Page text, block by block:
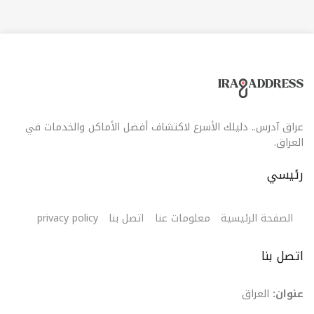
عراق آدرس.. دليلك الأسرع لاكتشاف أفضل الأماكن والخدمات في
العراق.
رئيسي
الصفحة الرئيسية معلومات عنا اتصل بنا privacy policy
اتصل بنا
عنوان: العراق